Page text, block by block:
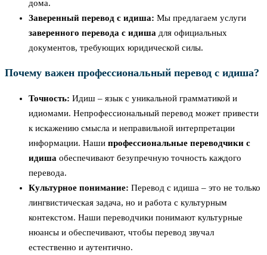
дома.
Заверенный перевод с идиша: Мы предлагаем услуги
заверенного перевода с идиша для официальных
документов, требующих юридической силы.
Почему важен профессиональный перевод с идиша?
Точность: Идиш – язык с уникальной грамматикой и
идиомами. Непрофессиональный перевод может привести
к искажению смысла и неправильной интерпретации
информации. Наши профессиональные переводчики с
идиша обеспечивают безупречную точность каждого
перевода.
Культурное понимание: Перевод с идиша – это не только
лингвистическая задача, но и работа с культурным
контекстом. Наши переводчики понимают культурные
нюансы и обеспечивают, чтобы перевод звучал
естественно и аутентично.